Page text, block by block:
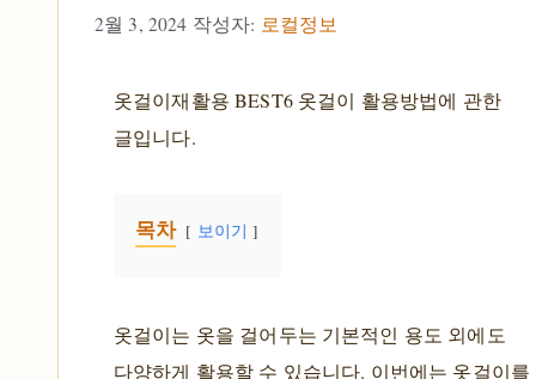
2월 3, 2024 작성자: 로컬정보
옷걸이재활용 BEST6 옷걸이 활용방법에 관한
글입니다.
목차 보이기
옷걸이는 옷을 걸어두는 기본적인 용도 외에도
다양하게 활용할 수 있습니다. 이번에는 옷걸이를